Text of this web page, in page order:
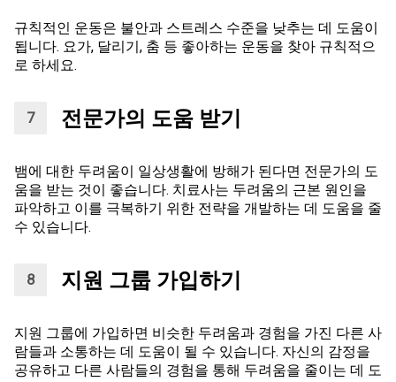
규칙적인 운동은 불안과 스트레스 수준을 낮추는 데 도움이
됩니다. 요가, 달리기, 춤 등 좋아하는 운동을 찾아 규칙적으
로 하세요.
전문가의 도움 받기
뱀에 대한 두려움이 일상생활에 방해가 된다면 전문가의 도
움을 받는 것이 좋습니다. 치료사는 두려움의 근본 원인을
파악하고 이를 극복하기 위한 전략을 개발하는 데 도움을 줄
수 있습니다.
지원 그룹 가입하기
지원 그룹에 가입하면 비슷한 두려움과 경험을 가진 다른 사
람들과 소통하는 데 도움이 될 수 있습니다. 자신의 감정을
공유하고 다른 사람들의 경험을 통해 두려움을 줄이는 데 도